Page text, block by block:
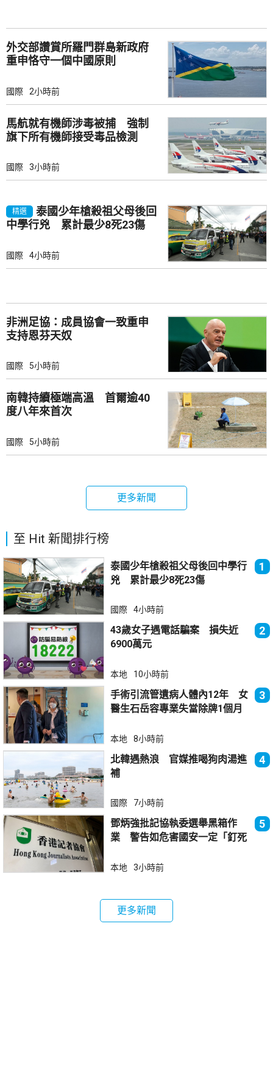
外交部讚賞所羅門群島新政府
重申恪守一個中國原則
國際 2小時前
馬航就有機師涉毒被捕 強制
旗下所有機師接受毒品檢測
國際 3小時前
精選
泰國少年槍殺祖父母後回
中學行兇 累計最少8死23傷
國際 4小時前
非洲足協：成員協會一致重申
支持恩芬天奴
國際 5小時前
南韓持續極端高溫 首爾逾40
度八年來首次
國際 5小時前
更多新聞
至 Hit 新聞排行榜
泰國少年槍殺祖父母後回中學行
兇 累計最少8死23傷
1
國際 4小時前
43歲女子遇電話騙案 損失近
6900萬元
2
本地 10小時前
手術引流管遺病人體內12年 女
醫生石岳容專業失當除牌1個月
3
本地 8小時前
北韓遇熱浪 官媒推喝狗肉湯進
補
4
國際 7小時前
鄧炳強批記協執委選舉黑箱作
業 警告如危害國安一定「釘死
5
本地 3小時前
更多新聞